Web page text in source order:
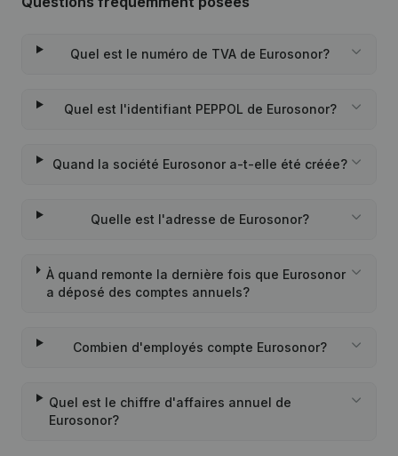
Quel est le numéro de TVA de Eurosonor?
Quel est l'identifiant PEPPOL de Eurosonor?
Quand la société Eurosonor a-t-elle été créée?
Quelle est l'adresse de Eurosonor?
À quand remonte la dernière fois que Eurosonor
a déposé des comptes annuels?
Combien d'employés compte Eurosonor?
Quel est le chiffre d'affaires annuel de
Eurosonor?